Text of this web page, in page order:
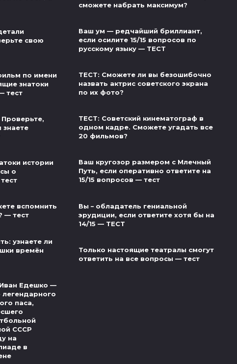
свою
по имени
знатоки
тест
Проверьте,
знаете
истории
о
вспомнить
— тест
узнаете ли
времён
Едешко —
легендарного
паса,
СССР
на
в
сможете набрать максимум?
Ваш ум — редчайший бриллиант,
если осилите 15/15 вопросов по
русскому языку — ТЕСТ
ТЕСТ: Сможете ли вы безошибочно
назвать актрис советского экрана
по их фото?
ТЕСТ: Советский кинематограф в
одном кадре. Сможете угадать все
20 фильмов?
Ваш кругозор размером с Млечный
Путь, если оперативно ответите на
15/15 вопросов — тест
Вы – обладатель гениальной
эрудиции, если ответите хотя бы на
14/15 — ТЕСТ
Только настоящие театралы смогут
ответить на все вопросы — тест